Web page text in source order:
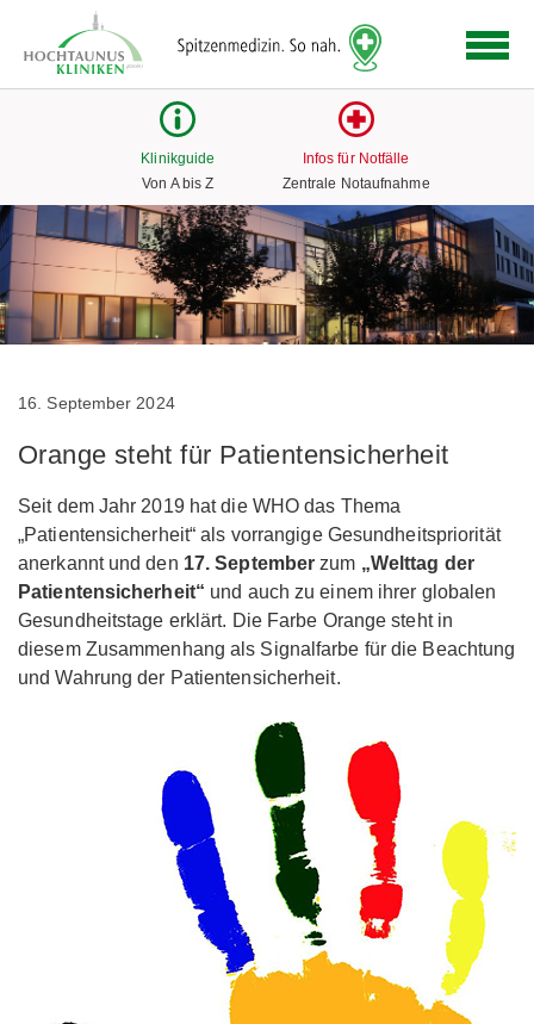
Link
zur
Startseite
Klinikguide
Von A bis Z
Infos für Notfälle
Zentrale Notaufnahme
16. September 2024
Orange steht für Patientensicherheit
Seit dem Jahr 2019 hat die WHO das Thema
„Patientensicherheit“ als vorrangige Gesundheitspriorität
anerkannt und den 17. September zum „Welttag der
Patientensicherheit“ und auch zu einem ihrer globalen
Gesundheitstage erklärt. Die Farbe Orange steht in
diesem Zusammenhang als Signalfarbe für die Beachtung
und Wahrung der Patientensicherheit.